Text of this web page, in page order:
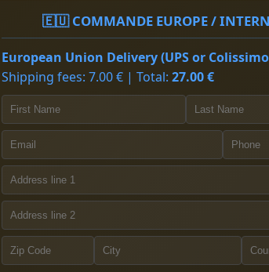
🇪🇺 COMMANDE EUROPE /
European Union Delivery (UPS or
Shipping fees: 7.00 € | Total: 27.00 €